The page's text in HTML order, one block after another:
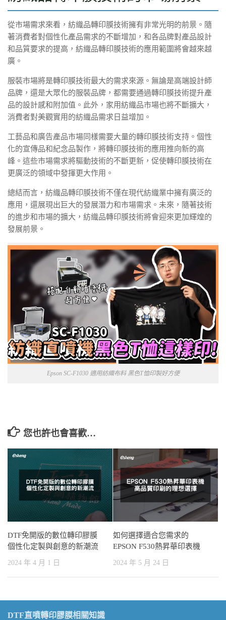
從市場需求來看，紡織品轉印膜技術擁有非常光明的前景。隨
著消費者對個性化產品需求的不斷增加，和各品牌對產品設計
和品質要求的提高，紡織品轉印膜技術的應用範圍將會越來越
廣。
服裝市場將是轉印膜技術最大的需求來源。無論是高端設計師
品牌，還是大眾化的服裝品牌，都需要通過轉印膜技術提升產
品的設計感和附加值。此外，家用紡織品市場也將不斷擴大，
消費者對美觀實用的紡織品需求日益增加。
工藝品和廣告產品市場同樣需要大量的轉印膜技術支持。個性
化的宣傳品和紀念品製作，將轉印膜技術的應用推向新的高
峰。這些市場需求將驅動技術的不斷更新，促使轉印膜技術在
更廣泛的領域中發揮更大作用。
總結而言，紡織品轉印膜技術不僅在現代紡織業中擁有廣泛的
應用，還展現出巨大的發展潛力和市場需求。未來，隨著技術
的進步和市場的擴大，紡織品轉印膜技術將會迎來更加輝煌的
發展前景。
Epson SC-F1030 適用紡織布料 黑色T恤印製好方便
您也許也會喜歡…
DTF免開版的數位轉印膠膜
個性化定製與創意的新潮流
2024 年 4 月 1 日
如何選擇適合您需求的
EPSON F530熱昇華印表機
2024 年 5 月 24 日
DTF直噴轉印膠膜相關知識